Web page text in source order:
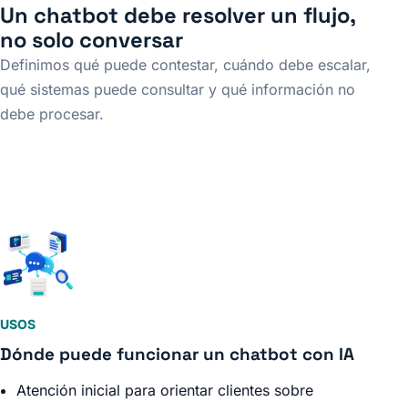
Un chatbot debe resolver un flujo,
no solo conversar
Definimos qué puede contestar, cuándo debe escalar,
qué sistemas puede consultar y qué información no
debe procesar.
USOS
Dónde puede funcionar un chatbot con IA
Atención inicial para orientar clientes sobre